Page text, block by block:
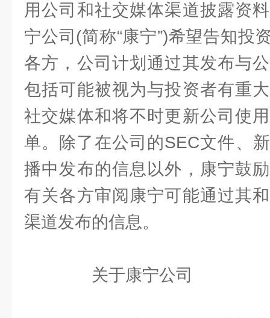
用公司和社交媒体渠道披露资
宁公司(简称“康宁”)希望告知投
各方，公司计划通过其发布与
包括可能被视为与投资者有重
社交媒体和将不时更新公司使
单。除了在公司的SEC文件、
播中发布的信息以外，康宁鼓
有关各方审阅康宁可能通过其
渠道发布的信息。
关于康宁公司